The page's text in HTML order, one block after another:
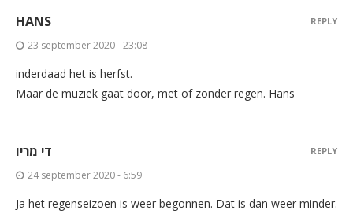
HANS
23 september 2020 - 23:08
inderdaad het is herfst.
Maar de muziek gaat door, met of zonder regen. Hans
REPLY
די מריו
24 september 2020 - 6:59
Ja het regenseizoen is weer begonnen. Dat is dan weer minder.
REPLY